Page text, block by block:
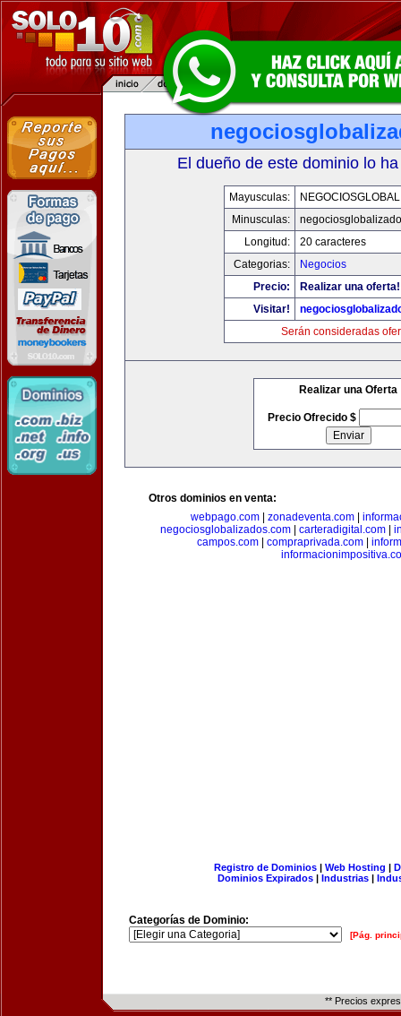
El dueño de este dominio lo
Mayusculas:
Minusculas:
Longitud:
20 caracteres
Categorias:
Negocios
Precio:
Realizar una oferta!
Visitar!
Serán consideradas
Realizar una Oferta
Precio Ofrecido $
Otros dominios en venta:
webpago.com
zonadeventa.com
negociosglobalizados.com
carteradigital.com
campos.com
compraprivada.com
Registro de Dominios| Web Hosting |
Dominios Expirados | Industrias |
Categorías de Dominio:
[Pág.
** Precios